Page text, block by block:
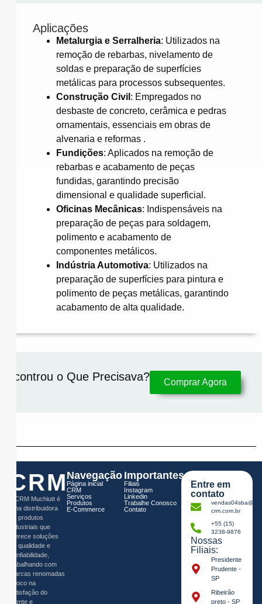
Aplicações
Metalurgia e Serralheria: Utilizados na
remoção de rebarbas, nivelamento de
soldas e preparação de superfícies
metálicas para processos subsequentes.
Construção Civil : Empregados no
desbaste de concreto, cerâmica e pedras
ornamentais, essenciais em obras de
alvenaria e reformas .​
Fundições: Aplicados na remoção de
rebarbas e acabamento de peças
fundidas, garantindo precisão
dimensional e qualidade superficial.
Oficinas Mecânicas: Indispensáveis na
preparação de peças para soldagem,
polimento e acabamento de
componentes metálicos.
Indústria Automotiva: Utilizados na
preparação de superfícies para pintura e
polimento de peças metálicas, garantindo
acabamento de alta qualidade.
Encontrou o Que Precisava?​ Comprar Agora
CRM
A CRM Muchiutt é
uma distribuidora
de produtos
industriais que
oferece soluções
de qualidade e
confiabilidade,
trabalhando com
marcas renomadas
e foco na
satisfação do
cliente e
Navegação
Página inicial
CRM
Serviços
Produtos
E-Commerce
Importantes
Filiais
Instagram
Linkedin
Trabalhe Conosco
Contato
Entre em
contato
crm.com.br
+55 (15)
3238-9876
Nossas
Filiais:
Presidente
Prudente -
SP
Ribeirão
preto - SP